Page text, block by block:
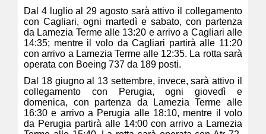
Dal 4 luglio al 29 agosto sarà attivo il collegamento
con Cagliari, ogni martedì e sabato, con partenza
da Lamezia Terme alle 13:20 e arrivo a Cagliari alle
14:35; mentre il volo da Cagliari partirà alle 11:20
con arrivo a Lamezia Terme alle 12:35. La rotta sarà
operata con Boeing 737 da 189 posti.
Dal 18 giugno al 13 settembre, invece, sarà attivo il
collegamento con Perugia, ogni giovedì e
domenica, con partenza da Lamezia Terme alle
16:30 e arrivo a Perugia alle 18:10, mentre il volo
da Perugia partirà alle 14:00 con arrivo a Lamezia